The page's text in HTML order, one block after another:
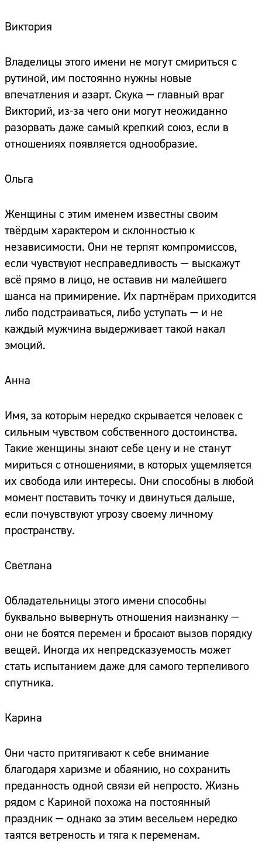
Виктория
Владелицы этого имени не могут смириться с
рутиной, им постоянно нужны новые
впечатления и азарт. Скука — главный враг
Викторий, из-за чего они могут неожиданно
разорвать даже самый крепкий союз, если в
отношениях появляется однообразие.
Ольга
Женщины с этим именем известны своим
твёрдым характером и склонностью к
независимости. Они не терпят компромиссов,
если чувствуют несправедливость — выскажут
всё прямо в лицо, не оставив ни малейшего
шанса на примирение. Их партнёрам приходится
либо подстраиваться, либо уступать — и не
каждый мужчина выдерживает такой накал
эмоций.
Анна
Имя, за которым нередко скрывается человек с
сильным чувством собственного достоинства.
Такие женщины знают себе цену и не станут
мириться с отношениями, в которых ущемляется
их свобода или интересы. Они способны в любой
момент поставить точку и двинуться дальше,
если почувствуют угрозу своему личному
пространству.
Светлана
Обладательницы этого имени способны
буквально вывернуть отношения наизнанку —
они не боятся перемен и бросают вызов порядку
вещей. Иногда их непредсказуемость может
стать испытанием даже для самого терпеливого
спутника.
Карина
Они часто притягивают к себе внимание
благодаря харизме и обаянию, но сохранить
преданность одной связи ей непросто. Жизнь
рядом с Кариной похожа на постоянный
праздник — однако за этим весельем нередко
таятся ветреность и тяга к переменам.